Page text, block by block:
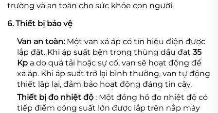
trường và an toàn cho sức khỏe con người.
6. Thiết bị bảo vệ
Van an toàn: Một van xả áp có tín hiệu điện được
lắp đặt. Khi áp suất bên trong thùng dầu đạt 35
Kp a do quá tải hoặc sự cố, van sẽ hoạt động để
xả áp. Khi áp suất trở lại bình thường, van tự động
thiết lập lại, đảm bảo hoạt động đáng tin cậy.
Thiết bị đo nhiệt độ : Một đồng hồ đo nhiệt độ có
tiếp điểm công suất lớn được lắp trên nắp máy